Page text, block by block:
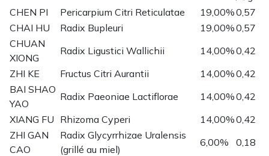
CHEN PI
Pericarpium Citri Reticulatae 19,00%0,57
CHAI HU
Radix Bupleuri 19,00%0,57
CHUAN
XIONG
Radix Ligustici Wallichii 14,00%0,42
ZHI KE
Fructus Citri Aurantii 14,00%0,42
BAI SHAO
YAO
Radix Paeoniae Lactiflorae 14,00%0,42
XIANG FU Rhizoma Cyperi 14,00%0,42
ZHI GAN
CAO
Radix Glycyrrhizae Uralensis
(grillé au miel)
6,00%
0,18